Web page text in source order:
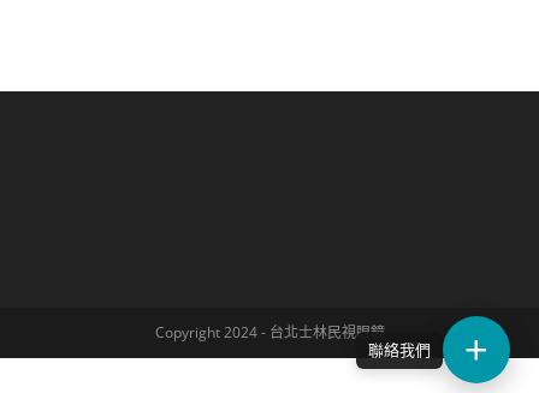
Copyright 2024 - 台北士林民視眼鏡
聯絡我們